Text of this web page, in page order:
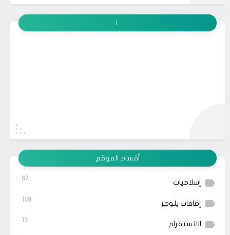
L
أقسام الموقع
إسلاميات 67
إضافات بلوجر 108
الانستقرام 13